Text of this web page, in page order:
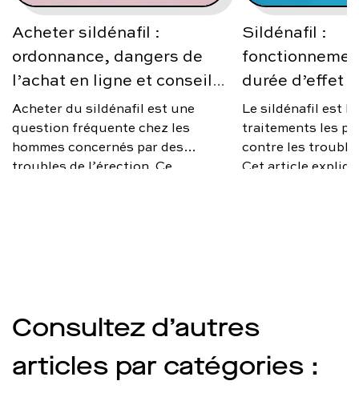
Acheter sildénafil :
ordonnance, dangers de
l’achat en ligne et conseils
médicaux
Acheter du sildénafil est une
question fréquente chez les
hommes concernés par des
troubles de l’érection. Ce
Sildénafil :
durée d’effet
Le sildénafil est
traitements les
contre les
Cet article
Consultez d’autres
articles par catégories :